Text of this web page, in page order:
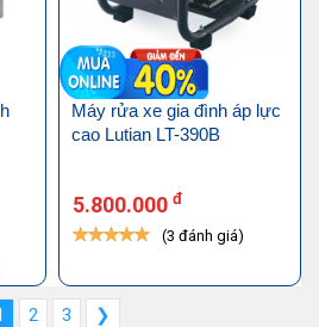
Máy rửa xe gia đình áp lực
cao Lutian LT-390B
5.800.000 đ
(3 đánh giá)
2 3 ❯